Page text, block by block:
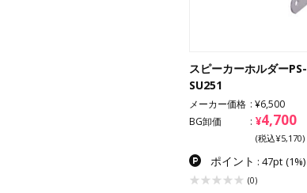
スピーカーホルダーPS-
SU251
メーカー価格
¥6,500
BG卸価
¥4,700
(税込¥5,170)
ポイント : 47pt (1%)
(0)